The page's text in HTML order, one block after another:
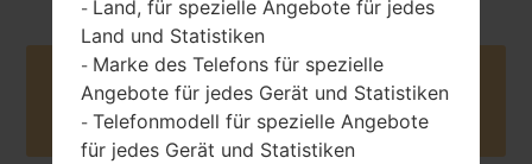
Buy accessories on Amazon
- Land, für spezielle Angebote für jedes
Land und Statistiken
- Marke des Telefons für spezielle
Angebote für jedes Gerät und Statistiken
- Telefonmodell für spezielle Angebote
für jedes Gerät und Statistiken